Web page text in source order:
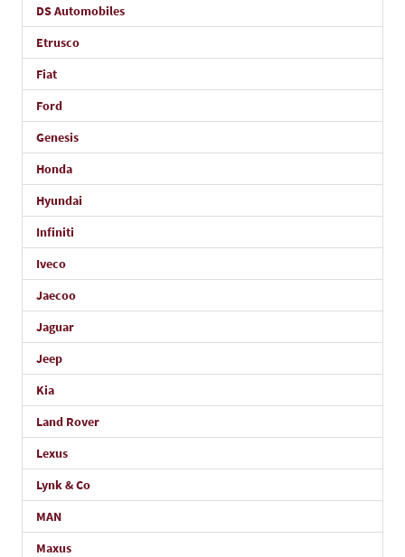
DS Automobiles
Etrusco
Fiat
Ford
Genesis
Honda
Hyundai
Infiniti
Iveco
Jaecoo
Jaguar
Jeep
Kia
Land Rover
Lexus
Lynk & Co
MAN
Maxus